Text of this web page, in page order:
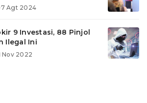
Agt 2024
9 Investasi, 88 Pinjol
Ilegal Ini
Nov 2022